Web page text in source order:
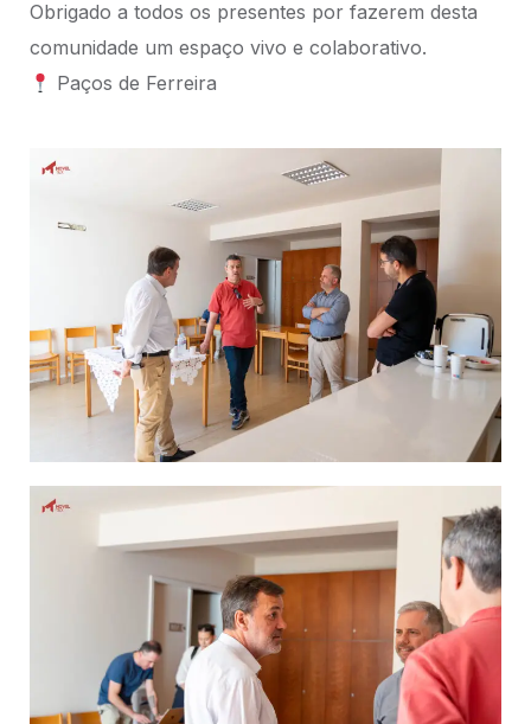
Obrigado a todos os presentes por fazerem desta
comunidade um espaço vivo e colaborativo.
Paços de Ferreira